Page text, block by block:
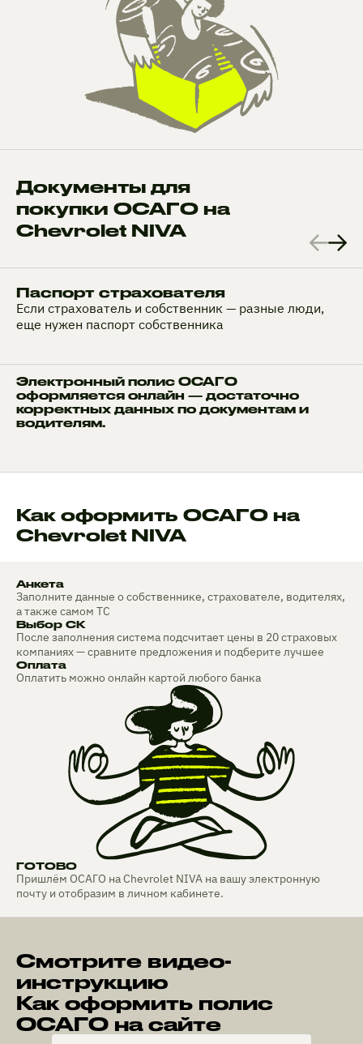
Документы для
покупки ОСАГО на
Chevrolet NIVA
Паспорт страхователя
Если страхователь и собственник — разные люди,
еще нужен паспорт собственника
Электронный полис ОСАГО
оформляется онлайн — достаточно
корректных данных по документам и
водителям.
Как оформить ОСАГО на
Chevrolet NIVA
Анкета
Заполните данные о собственнике, страхователе, водителях,
а также самом ТС
Выбор СК
После заполнения система подсчитает цены в 20 страховых
компаниях — сравните предложения и подберите лучшее
Оплата
Оплатить можно онлайн картой любого банка
ГОТОВО
Пришлём ОСАГО на Chevrolet NIVA на вашу электронную
почту и отобразим в личном кабинете.
Смотрите видео-
инструкцию
Как оформить полис
ОСАГО на сайте